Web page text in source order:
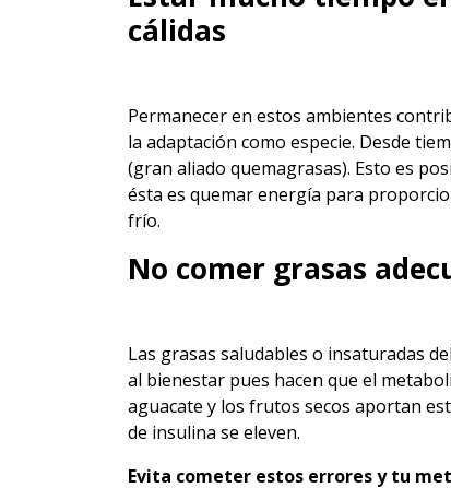
cálidas
Permanecer en estos ambientes
la adaptación como especie. Desde
(gran aliado quemagrasas). Esto es
ésta es quemar energía para
frío.
No comer grasas
Las grasas saludables o insaturadas
al bienestar pues hacen que el
aguacate y los frutos secos aportan
de insulina se eleven.
Evita cometer estos errores y tu